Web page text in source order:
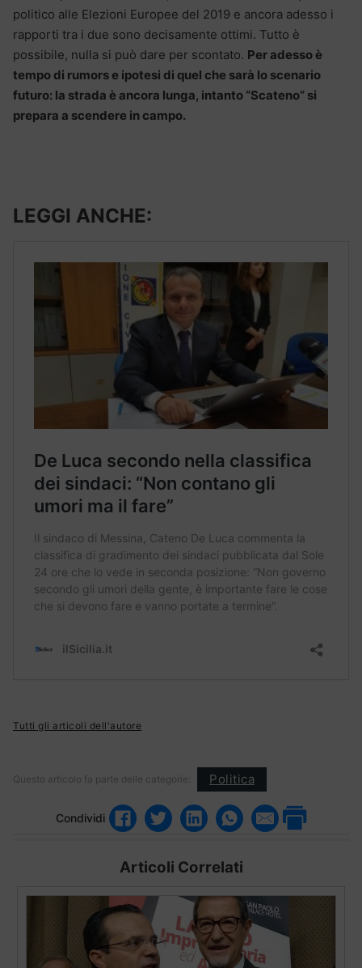
politico alle Elezioni Europee del 2019 e ancora adesso i
rapporti tra i due sono decisamente ottimi. Tutto è
possibile, nulla si può dare per scontato. Per adesso è
tempo di rumors e ipotesi di quel che sarà lo scenario
futuro: la strada è ancora lunga, intanto “Scateno” si
prepara a scendere in campo.
LEGGI ANCHE:
Tutti gli articoli dell'autore
Questo articolo fa parte delle categorie: Politica
Condividi
Articoli Correlati